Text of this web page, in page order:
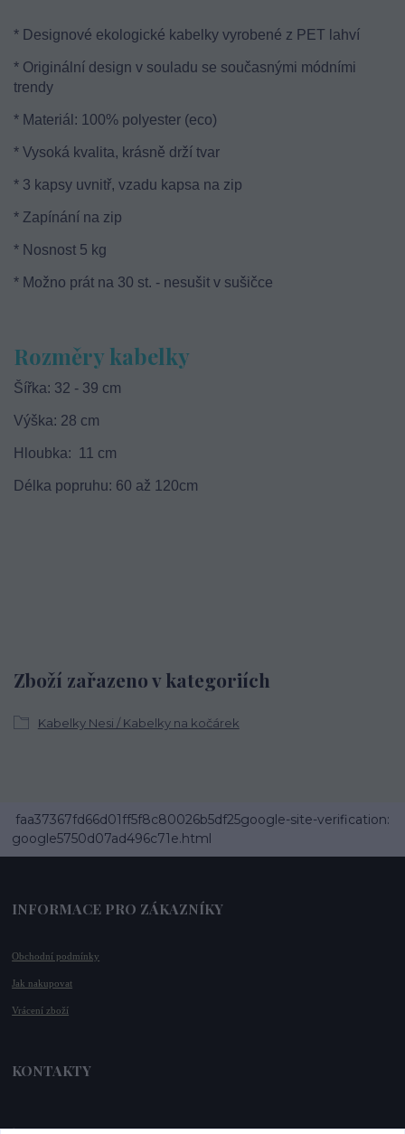
* Designové ekologické kabelky vyrobené z PET lahví
* Originální design v souladu se současnými módními
trendy
* Materiál: 100% polyester (eco)
* Vysoká kvalita, krásně drží tvar
* 3 kapsy uvnitř, vzadu kapsa na zip
* Zapínání na zip
* Nosnost 5 kg
* Možno prát na 30 st. - nesušit v sušičce
Rozměry kabelky
Šířka: 32 - 39 cm
Výška: 28 cm
Hloubka: 11 cm
Délka popruhu: 60 až 120cm
Zboží zařazeno v kategoriích
Kabelky Nesi / Kabelky na kočárek
faa37367fd66d01ff5f8c80026b5df25google-site-verification:
google5750d07ad496c71e.html
INFORMACE PRO ZÁKAZNÍKY
Obchodní podmínky
Jak nakupovat
Vrácení zboží
KONTAKTY